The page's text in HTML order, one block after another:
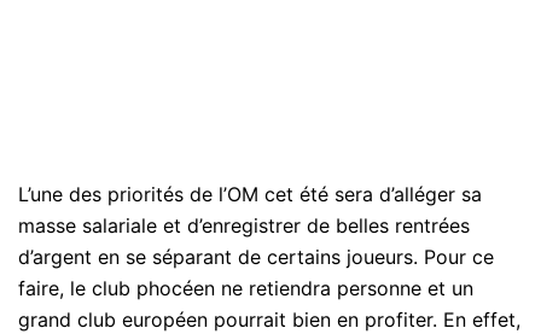
L’une des priorités de l’OM cet été sera d’alléger sa
masse salariale et d’enregistrer de belles rentrées
d’argent en se séparant de certains joueurs. Pour ce
faire, le club phocéen ne retiendra personne et un
grand club européen pourrait bien en profiter. En effet,